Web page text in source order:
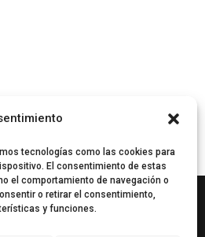
tecnologías como las cookies para
El consentimiento de estas
el comportamiento de navegación o
o retirar el consentimiento,
y funciones.